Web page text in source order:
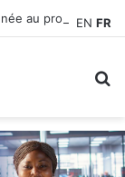
Cameroun : la startup YamoFret sélectionnée au programme HEC Challenge+ Afrique pour accélérer la transformation du fret en Afrique centrale
EN FR